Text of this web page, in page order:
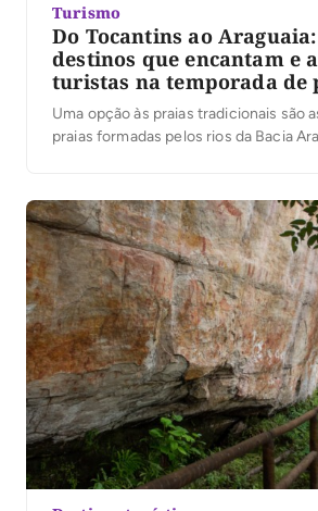
Turismo
Do Tocantins ao
destinos que encantam e
turistas na temporada de
Uma opção às praias tradicionais são
praias formadas pelos rios da Bacia